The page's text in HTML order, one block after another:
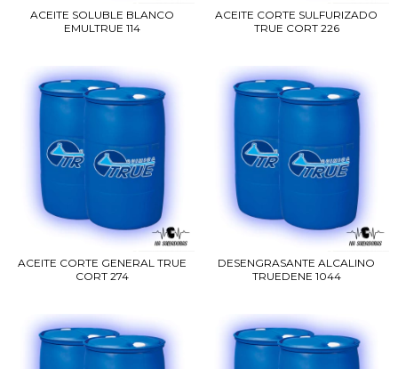
ACEITE SOLUBLE BLANCO
EMULTRUE 114
ACEITE CORTE SULFURIZADO
TRUE CORT 226
ACEITE CORTE GENERAL TRUE
CORT 274
DESENGRASANTE ALCALINO
TRUEDENE 1044